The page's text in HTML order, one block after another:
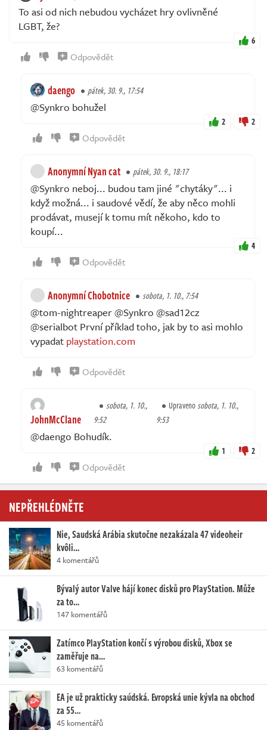
To asi od nich nebudou vycházet hry ovlivněné
LGBT, že?
6
Odpovědět
daengo pátek, 30. 9., 17:54
@Synkro bohužel
2 2
Odpovědět
Anonymní Nyan cat pátek, 30. 9., 18:17
@Synkro neboj... budou tam jiné "chytáky"... i
když možná... i saudové vědí, že aby něco mohli
prodávat, musejí k tomu mít někoho, kdo to
koupí...
4
Odpovědět
Anonymní Chobotnice sobota, 1. 10., 7:54
@tom-nightreaper @Synkro @sad12cz
@serialbot První příklad toho, jak by to asi mohlo
vypadat playstation.com
Odpovědět
JohnMcClane
sobota, 1. 10.,
9:52
Upravenosobota, 1. 10.,
9:53
@daengo Bohudík.
1 2
Odpovědět
NEPŘEHLÉDNĚTE
Nie, Saudská Arábia skutočne nezakázala 47 videoheir
kvôli…
4 komentářů
Bývalý autor Valve hájí konec disků pro PlayStation. Může
za to…
147 komentářů
Zatímco PlayStation končí s výrobou disků, Xbox se
zaměřuje na…
63 komentářů
EA je už prakticky saúdská. Evropská unie kývla na obchod
za 55…
45 komentářů